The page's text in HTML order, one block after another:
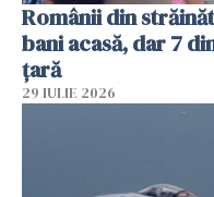
Românii din
bani acasă, dar 7
țară
29 IULIE 2026